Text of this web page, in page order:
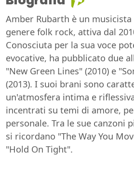
Amber Rubarth è un
genere folk rock, attiva dal
Conosciuta per la sua voce
evocative, ha pubblicato due
"New Green Lines" (2010) e
(2013). I suoi brani sono
un'atmosfera intima e
incentrati su temi di amore,
personale. Tra le sue canzoni
si ricordano "The Way You
"Hold On Tight".